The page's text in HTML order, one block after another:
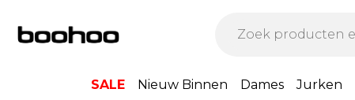
SALE Nieuw Binnen Dames Jurken